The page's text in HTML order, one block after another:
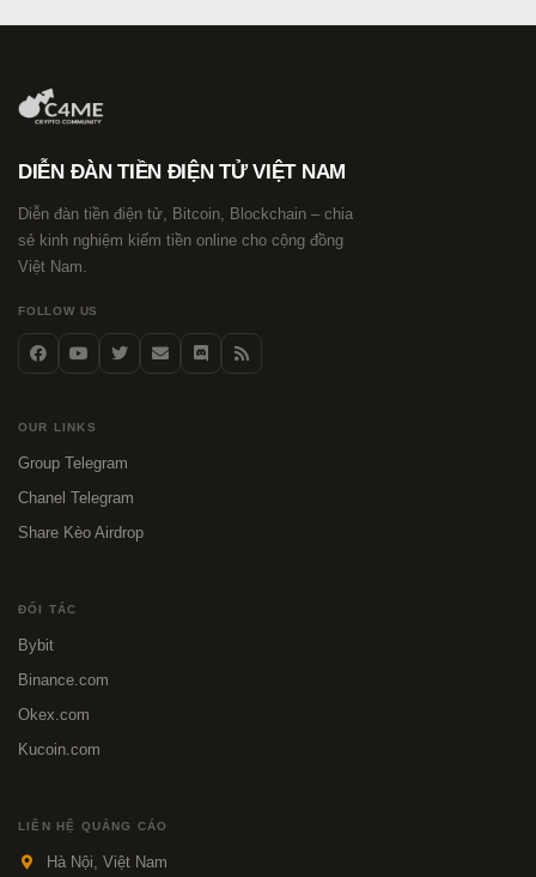
DIỄN ĐÀN TIỀN ĐIỆN TỬ VIỆT NAM
Diễn đàn tiền điện tử, Bitcoin, Blockchain – chia
sẻ kinh nghiệm kiếm tiền online cho cộng đồng
Việt Nam.
FOLLOW US
OUR LINKS
Group Telegram
Chanel Telegram
Share Kèo Airdrop
ĐỐI TÁC
Bybit
Binance.com
Okex.com
Kucoin.com
LIÊN HỆ QUẢNG CÁO
Hà Nội, Việt Nam